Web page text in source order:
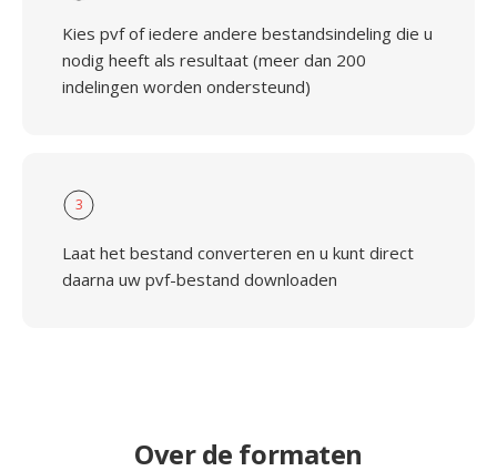
Kies pvf of iedere andere bestandsindeling die u
nodig heeft als resultaat (meer dan 200
indelingen worden ondersteund)
3
Laat het bestand converteren en u kunt direct
daarna uw pvf-bestand downloaden
Over de formaten